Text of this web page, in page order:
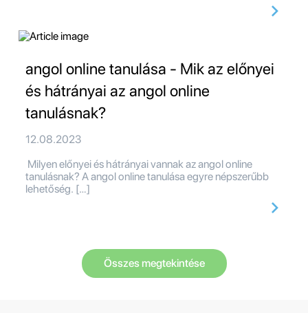
angol online tanulása - Mik az előnyei
és hátrányai az angol online
tanulásnak?
12.08.2023
Milyen előnyei és hátrányai vannak az angol online
tanulásnak? A angol online tanulása egyre népszerűbb
lehetőség. […]
Összes megtekintése